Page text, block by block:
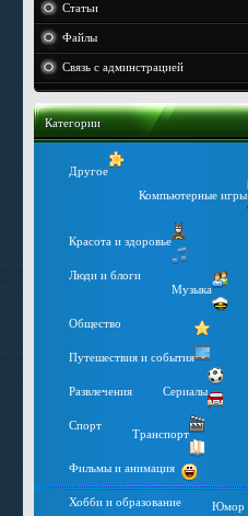
Статьи
Файлы
Связь с админстрацией
Категории
Другое
Компьютерные игры
Красота и здоровье
Люди и блоги
Музыка
Общество
Путешествия и события
Развлечения Сериалы
Спорт
Транспорт
Фильмы и анимация
Хобби и образование Юмор